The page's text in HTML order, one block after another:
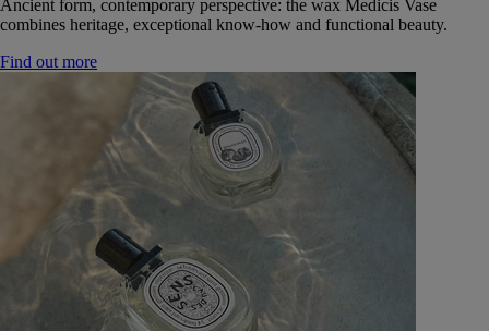
Ancient form, contemporary perspective: the wax Medicis Vase
combines heritage, exceptional know-how and functional beauty.
Find out more